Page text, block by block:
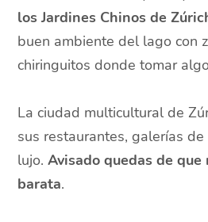
los Jardines Chinos de
buen ambiente del lago con
chiringuitos donde tomar
La ciudad multicultural de
sus restaurantes, galerías
lujo.Avisado quedas de que
barata.